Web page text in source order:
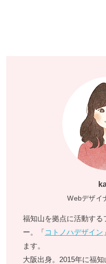
Webデザイ
福知山を拠点に活動する
ー。「 コトノハデザイン
ます。
大阪出身。2015年に福